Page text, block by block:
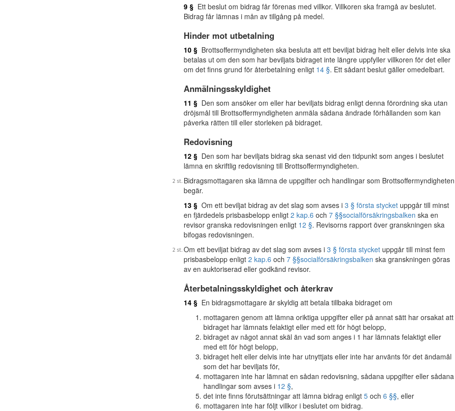
9 § Ett beslut om bidrag får förenas med villkor. Villkoren ska framgå av beslutet.
Bidrag får lämnas i mån av tillgång på medel.
Hinder mot utbetalning
10 § Brottsoffermyndigheten ska besluta att ett beviljat bidrag helt eller delvis inte ska
betalas ut om den som har beviljats bidraget inte längre uppfyller villkoren för det eller
om det finns grund för återbetalning enligt 14 §. Ett sådant beslut gäller omedelbart.
Anmälningsskyldighet
11 § Den som ansöker om eller har beviljats bidrag enligt denna förordning ska utan
dröjsmål till Brottsoffermyndigheten anmäla sådana ändrade förhållanden som kan
påverka rätten till eller storleken på bidraget.
Redovisning
12 § Den som har beviljats bidrag ska senast vid den tidpunkt som anges i beslutet
lämna en skriftlig redovisning till Brottsoffermyndigheten.
Bidragsmottagaren ska lämna de uppgifter och handlingar som Brottsoffermyndigheten
begär.
13 § Om ett beviljat bidrag av det slag som avses i 3 § första stycket uppgår till minst
en fjärdedels prisbasbelopp enligt 2 kap.6 och 7 §§socialförsäkringsbalken ska en
revisor granska redovisningen enligt 12 §. Revisorns rapport över granskningen ska
bifogas redovisningen.
Om ett beviljat bidrag av det slag som avses i 3 § första stycket uppgår till minst fem
prisbasbelopp enligt 2 kap.6 och 7 §§socialförsäkringsbalken ska granskningen göras
av en auktoriserad eller godkänd revisor.
Återbetalningsskyldighet och återkrav
14 § En bidragsmottagare är skyldig att betala tillbaka bidraget om
mottagaren genom att lämna oriktiga uppgifter eller på annat sätt har orsakat att
bidraget har lämnats felaktigt eller med ett för högt belopp,
bidraget av något annat skäl än vad som anges i 1 har lämnats felaktigt eller
med ett för högt belopp,
bidraget helt eller delvis inte har utnyttjats eller inte har använts för det ändamål
som det har beviljats för,
mottagaren inte har lämnat en sådan redovisning, sådana uppgifter eller sådana
handlingar som avses i 12 §,
det inte finns förutsättningar att lämna bidrag enligt 5 och 6 §§, eller
mottagaren inte har följt villkor i beslutet om bidrag.